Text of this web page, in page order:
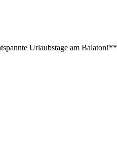
Urlaubstage am Balaton!**